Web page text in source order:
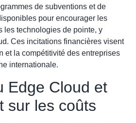
de subventions et de
pour encourager les
les technologies de pointe, y
Ces incitations financières visent
et la compétitivité des entreprises
internationale.
Edge Cloud et
sur les coûts